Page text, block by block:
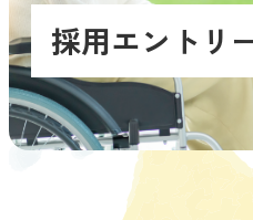
採用エントリ